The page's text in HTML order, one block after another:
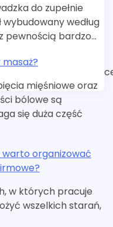
do zupełnie
według
pewnością bardzo…
mięśniowe oraz
bólowe są
się duża część
warto organizować
w których pracuje
wszelkich starań,